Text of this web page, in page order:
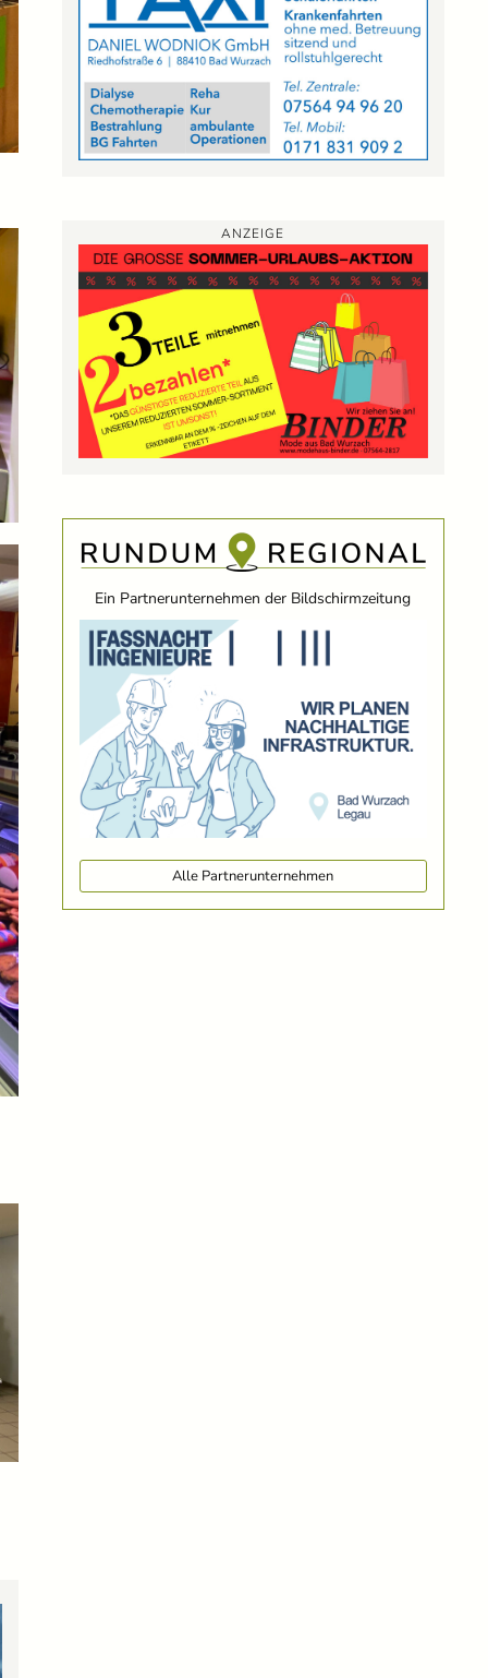
ANZEIGE
Ein Partnerunternehmen der Bildschirmzeitung
Alle Partnerunternehmen